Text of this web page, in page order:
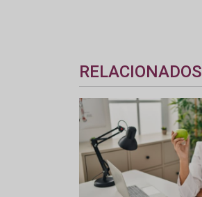
RELACIONADOS